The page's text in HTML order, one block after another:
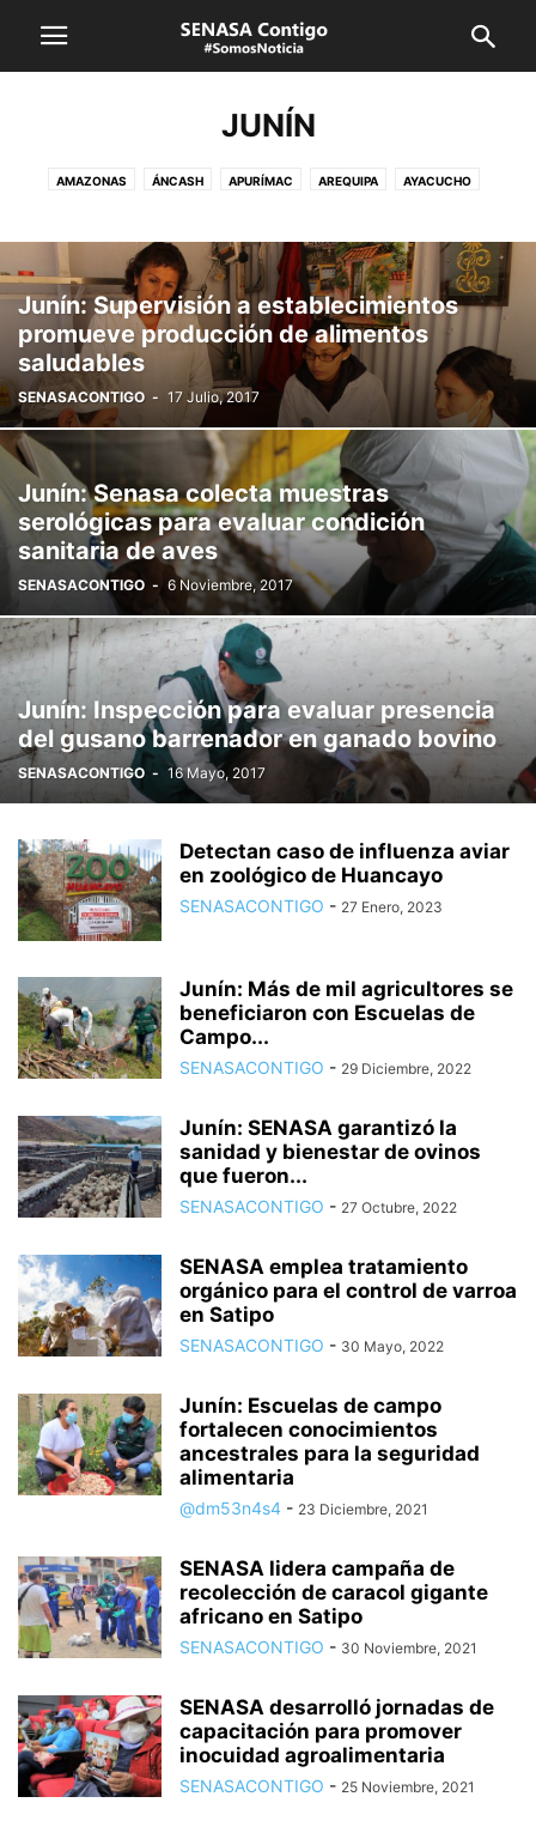
JUNÍN
AMAZONAS ÁNCASH APURÍMAC AREQUIPA AYACUCHO
LA LIBERTAD LAMBAYEQUE LIMA CALLAO LORETO
MADRE DE DIOS MOQUEGUA PASCO PIURA
SAN MARTÍN SENASA TACNA TUMBES UCAYALI VRAEM
Junín: Supervisión a establecimientos
promueve producción de alimentos
saludables
SENASACONTIGO - 17 Julio, 2017
Junín: Senasa colecta muestras
serológicas para evaluar condición
sanitaria de aves
SENASACONTIGO - 6 Noviembre, 2017
Junín: Inspección para evaluar presencia
del gusano barrenador en ganado bovino
SENASACONTIGO - 16 Mayo, 2017
Detectan caso de influenza aviar
en zoológico de Huancayo
SENASACONTIGO - 27 Enero, 2023
Junín: Más de mil agricultores se
beneficiaron con Escuelas de
Campo...
SENASACONTIGO - 29 Diciembre, 2022
Junín: SENASA garantizó la
sanidad y bienestar de ovinos
que fueron...
SENASACONTIGO - 27 Octubre, 2022
SENASA emplea tratamiento
orgánico para el control de varroa
en Satipo
SENASACONTIGO - 30 Mayo, 2022
Junín: Escuelas de campo
fortalecen conocimientos
ancestrales para la seguridad
alimentaria
@dm53n4s4 - 23 Diciembre, 2021
SENASA lidera campaña de
recolección de caracol gigante
africano en Satipo
SENASACONTIGO - 30 Noviembre, 2021
SENASA desarrolló jornadas de
capacitación para promover
inocuidad agroalimentaria
SENASACONTIGO - 25 Noviembre, 2021